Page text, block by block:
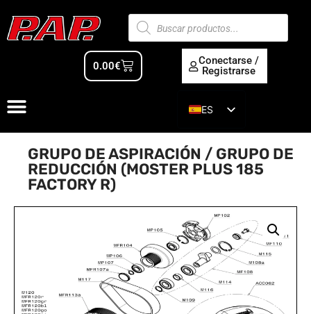
0.00€
Conectarse /
Registrarse
ES
EN
GRUPO DE ASPIRACIÓN / GRUPO DE
REDUCCIÓN (MOSTER PLUS 185
FACTORY R)